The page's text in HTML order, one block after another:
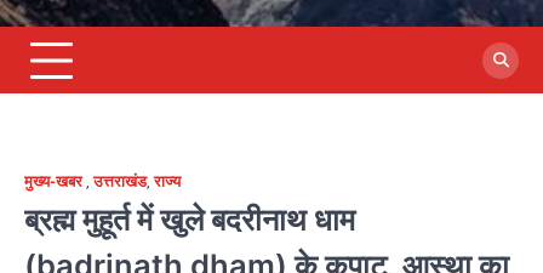
मुख्य-खबर,उत्तराखंड,राज्य
ब्रह्म मुहूर्त में खुले बदरीनाथ धाम
(badrinath dham) के कपाट, आस्था का